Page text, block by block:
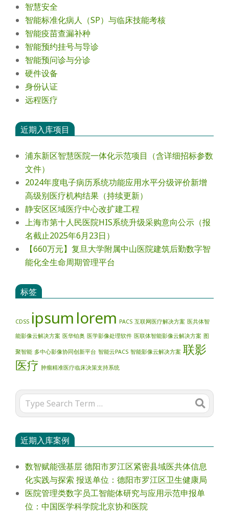
智慧安全
智能标准化病人（SP）与临床技能考核
智能疫苗查漏补种
智能预约挂号与导诊
智能预问诊与分诊
硬件设备
身份认证
远程医疗
近期入库项目
浦东新区智慧医院一体化示范项目（含详细招标参数
文件）
2024年度电⼦病历系统功能应⽤⽔平分级评价新增
⾼级别医疗机构结果（持续更新）
静安区区域医疗中心改扩建工程
上海市第十人民医院HIS系统升级采购意向公示（报
名截止2025年6月23日）
【660万元】复旦大学附属中山医院建筑后勤数字智
能化全生命周期管理平台
标签
CDSS ipsum lorem PACS 互联网医疗解决方案 医共体智
能影像云解决方案 医华铂奥 医学影像处理软件 医联体智能影像云解决方案 图
聚智能 多中心影像协同创新平台 智能云PACS 智能影像云解决方案 联影
医疗 肿瘤精准医疗临床决策支持系统
Search
近期入库案例
数智赋能强基层 德阳市罗江区紧密县域医共体信息
化实践与探索 报送单位：德阳市罗江区卫生健康局
医院管理类数字员工智能体研究与应用示范申报单
位：中国医学科学院北京协和医院